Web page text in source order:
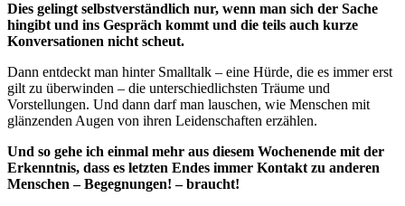
Dies gelingt selbstverständlich nur, wenn man sich der Sache
hingibt und ins Gespräch kommt und die teils auch kurze
Konversationen nicht scheut.
Dann entdeckt man hinter Smalltalk – eine Hürde, die es immer erst
gilt zu überwinden – die unterschiedlichsten Träume und
Vorstellungen. Und dann darf man lauschen, wie Menschen mit
glänzenden Augen von ihren Leidenschaften erzählen.
Und so gehe ich einmal mehr aus diesem Wochenende mit der
Erkenntnis, dass es letzten Endes immer Kontakt zu anderen
Menschen – Begegnungen! – braucht!